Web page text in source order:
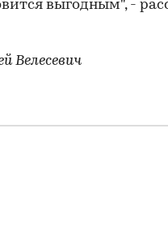
выгодным", -
Велесевич